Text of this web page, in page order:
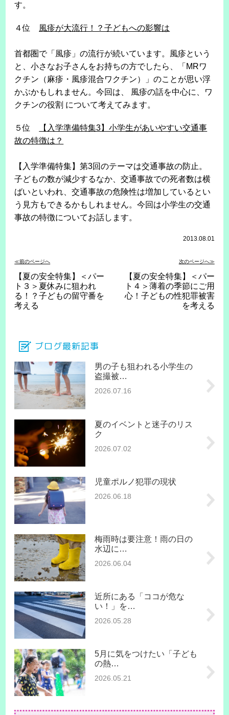
す。
４位 風疹が大流行！？子どもへの影響は
首都圏で「風疹」の流行が続いています。風疹という
と、小さなお子さんをお持ちの方でしたら、「MRワ
クチン（麻疹・風疹混合ワクチン）」のことが思い浮
かぶかもしれません。今回は、 風疹の話を中心に、ワ
クチンの役割 について考えてみます。
５位
【入学準備特集3】小学生があいやすい交通事
故の特徴は？
【入学準備特集】第3回のテーマは交通事故の防止。
子どもの数が減少するなか、交通事故での死者数は横
ばいといわれ、交通事故の危険性は増加しているとい
う見方もできるかもしれません。今回は小学生の交通
事故の特徴についてお話します。
2013.08.01
≪前のページへ 次のページへ≫
【夏の安全特集】＜パー
ト３＞夏休みに狙われ
る！？子どもの留守番を
考える
【夏の安全特集】＜パー
ト４＞薄着の季節にご用
心！子どもの性犯罪被害
を考える
ブログ最新記事
男の子も狙われる小学生の
盗撮被…
2026.07.16
夏のイベントと迷子のリス
ク
2026.07.02
児童ポルノ犯罪の現状
2026.06.18
梅雨時は要注意！雨の日の
水辺に…
2026.06.04
近所にある「ココが危な
い！」を…
2026.05.28
5月に気をつけたい「子ども
の熱…
2026.05.21